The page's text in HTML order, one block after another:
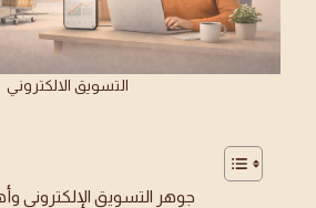
التسويق الالكتروني
جوهر التسويق الإلكتروني